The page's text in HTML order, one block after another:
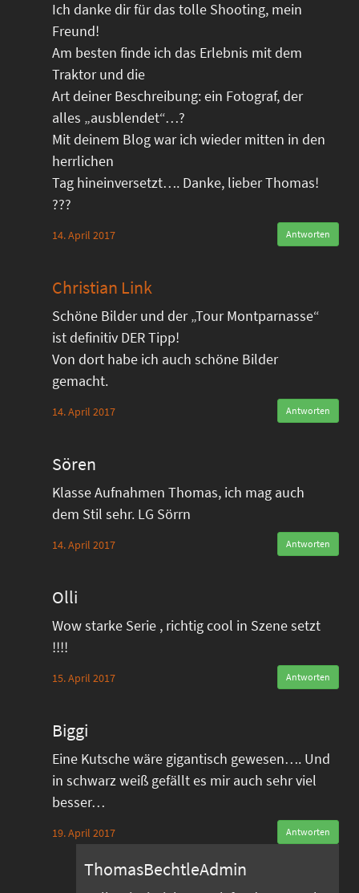
Ich danke dir für das tolle Shooting, mein
Freund!
Am besten finde ich das Erlebnis mit dem
Traktor und die
Art deiner Beschreibung: ein Fotograf, der
alles „ausblendet“…?
Mit deinem Blog war ich wieder mitten in den
herrlichen
Tag hineinversetzt…. Danke, lieber Thomas!
???
14. April 2017 Antworten
Christian Link
Schöne Bilder und der „Tour Montparnasse“
ist definitiv DER Tipp!
Von dort habe ich auch schöne Bilder
gemacht.
14. April 2017 Antworten
Sören
Klasse Aufnahmen Thomas, ich mag auch
dem Stil sehr. LG Sörrn
14. April 2017 Antworten
Olli
Wow starke Serie , richtig cool in Szene setzt
!!!!
15. April 2017 Antworten
Biggi
Eine Kutsche wäre gigantisch gewesen…. Und
in schwarz weiß gefällt es mir auch sehr viel
besser…
19. April 2017 Antworten
ThomasBechtleAdmin